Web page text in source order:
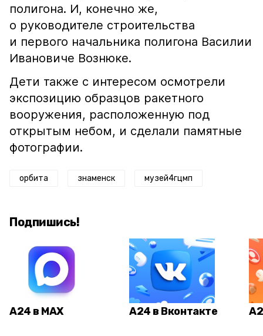
полигона. И, конечно же,
о руководителе строительства
и первого начальника полигона Василии
Ивановиче Вознюке.
Дети также с интересом осмотрели
экспозицию образцов ракетного
вооружения, расположенную под
открытым небом, и сделали памятные
фотографии.
орбита знаменск музей4гцмп
Подпишись!
А24 в MAX А24 в Вконтакте